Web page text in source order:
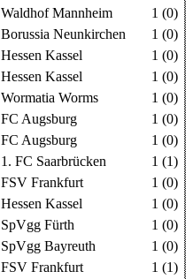
Waldhof Mannheim
1 (0)
Borussia Neunkirchen
1 (0)
Hessen Kassel
1 (0)
Hessen Kassel
1 (0)
Wormatia Worms
1 (0)
FC Augsburg
1 (0)
FC Augsburg
1 (0)
1. FC Saarbrücken
1 (1)
FSV Frankfurt
1 (0)
Hessen Kassel
1 (0)
SpVgg Fürth
1 (0)
SpVgg Bayreuth
1 (0)
FSV Frankfurt
1 (1)